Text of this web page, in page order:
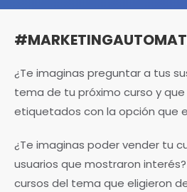
¿Te imaginas preguntar a tus
tema de tu próximo curso y
etiquetados con la opción que
¿Te imaginas poder vender tu
usuarios que mostraron
cursos del tema que eligieron